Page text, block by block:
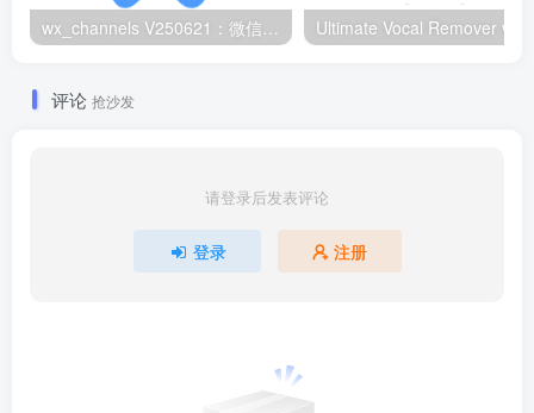
评论 抢沙发
请登录后发表评论
登录 注册